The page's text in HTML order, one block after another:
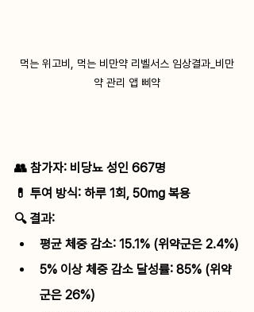
먹는 위고비, 먹는 비만약 리벨서스 임상결과_비만
약 관리 앱 삐약
👥 참가자: 비당뇨 성인 667명
💊 투여 방식: 하루 1회, 50mg 복용
🔍 결과:
평균 체중 감소: 15.1% (위약군은 2.4%)
5% 이상 체중 감소 달성률: 85% (위약
군은 26%)